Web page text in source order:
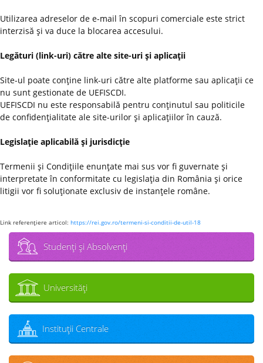
Utilizarea adreselor de e-mail în scopuri comerciale este strict
interzisă şi va duce la blocarea accesului.
Legături (link-uri) către alte site-uri şi aplicaţii
Site-ul poate conţine link-uri către alte platforme sau aplicaţii ce
nu sunt gestionate de UEFISCDI.
UEFISCDI nu este responsabilă pentru conţinutul sau politicile
de confidenţialitate ale site-urilor şi aplicaţiilor în cauză.
Legislaţie aplicabilă şi jurisdicţie
Termenii şi Condiţiile enunţate mai sus vor fi guvernate şi
interpretate în conformitate cu legislaţia din România şi orice
litigii vor fi soluţionate exclusiv de instanţele române.
Link referenţiere articol: https://rei.gov.ro/termeni-si-conditii-de-util-18
Studenţi şi Absolvenţi
Universităţi
Instituţii Centrale